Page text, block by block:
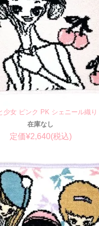
女 ピンク PK シェニール織り
在庫なし
定価¥2,640(税込)